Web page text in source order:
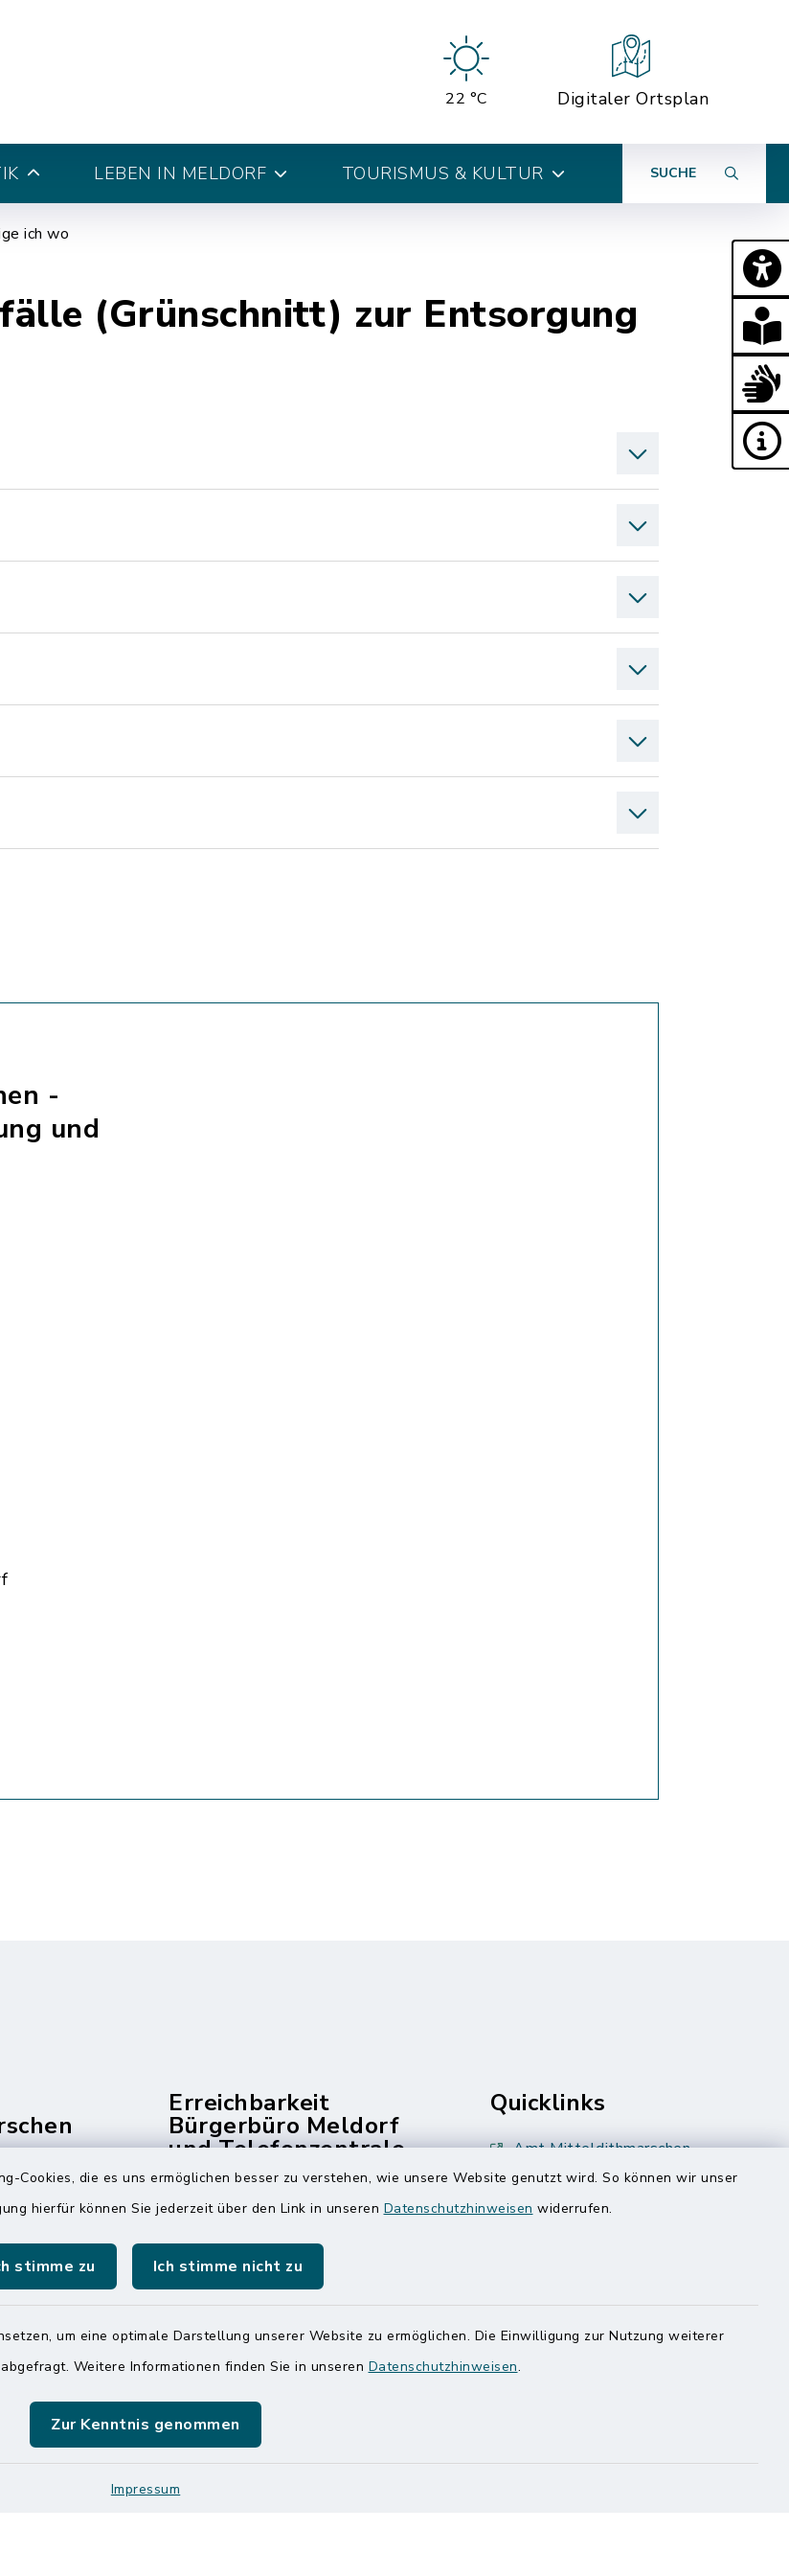
Cookies, die es uns ermöglichen besser zu verstehen, wie unsere Website genutzt wird. So können wir unser
hierfür können Sie jederzeit über den Link in unseren Datenschutzhinweisen widerrufen.
stimme zu Ich stimme nicht zu
um eine optimale Darstellung unserer Website zu ermöglichen. Die Einwilligung zur Nutzung weiterer
Weitere Informationen finden Sie in unseren Datenschutzhinweisen.
Zur Kenntnis genommen
Impressum
22 °C Digitaler Ortsplan
LEBEN IN MELDORF TOURISMUS & KULTUR SUCHE
ich wo
(Grünschnitt) zur Entsorgung
-
und
Erreichbarkeit
Bürgerbüro Meldorf
und Telefonzentrale
Dienstag und Donnerstag
8:00 Uhr - 12:00 Uhr
Online-TerminvereinbarungHaben
finden aber online keinen
zeitnahen Termin? Rufen Sie uns
gerne unter der Telefonnummer
Quicklinks
Amt Mitteldithmarschen
Speicherkoog Meldorfer Koog